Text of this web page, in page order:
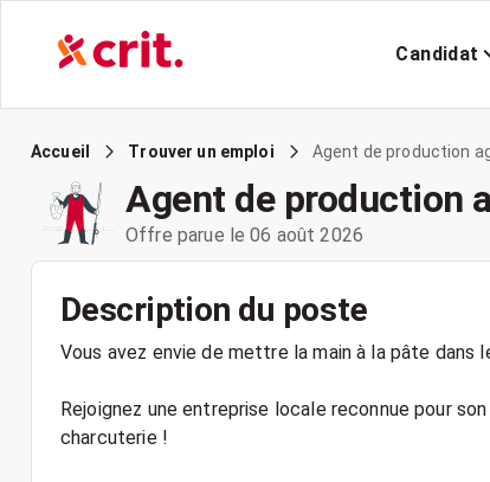
Candidat
Accueil Trouver un emploi Agent de production
Agent de production
Offre parue le 06 août 2026
Description du poste
Vous avez envie de mettre la main à la pâte dans
Rejoignez une entreprise locale reconnue pour
charcuterie !